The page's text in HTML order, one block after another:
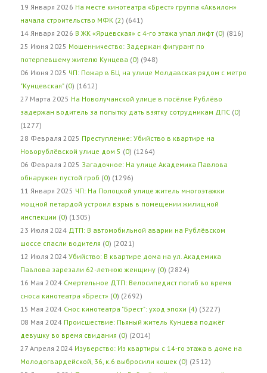
19 Января 2026 На месте кинотеатра «Брест» группа «Аквилон»
начала строительство МФК (2) (641)
14 Января 2026 В ЖК «Ярцевская» с 4-го этажа упал лифт (0) (816)
25 Июня 2025 Мошенничество: Задержан фигурант по
потерпевшему жителю Кунцева (0) (948)
06 Июня 2025 ЧП: Пожар в БЦ на улице Молдавская рядом с метро
"Кунцевская" (0) (1612)
27 Марта 2025 На Новолучанской улице в посёлке Рублёво
задержан водитель за попытку дать взятку сотрудникам ДПС (0)
(1277)
28 Февраля 2025 Преступление: Убийство в квартире на
Новорублёвской улице дом 5 (0) (1264)
06 Февраля 2025 Загадочное: На улице Академика Павлова
обнаружен пустой гроб (0) (1296)
11 Января 2025 ЧП: На Полоцкой улице житель многоэтажки
мощной петардой устроил взрыв в помещении жилищной
инспекции (0) (1305)
23 Июля 2024 ДТП: В автомобильной аварии на Рублёвском
шоссе спасли водителя (0) (2021)
12 Июля 2024 Убийство: В квартире дома на ул. Академика
Павлова зарезали 62-летнюю женщину (0) (2824)
16 Мая 2024 Смертельное ДТП: Велосипедист погиб во время
сноса кинотеатра «Брест» (0) (2692)
15 Мая 2024 Снос кинотеатра "Брест": уход эпохи (4) (3227)
08 Мая 2024 Происшествие: Пьяный житель Кунцева поджёг
девушку во время свидания (0) (2014)
27 Апреля 2024 Изуверство: Из квартиры с 14-го этажа в доме на
Молодогвардейской, 36, к.6 выбросили кошек (0) (2512)